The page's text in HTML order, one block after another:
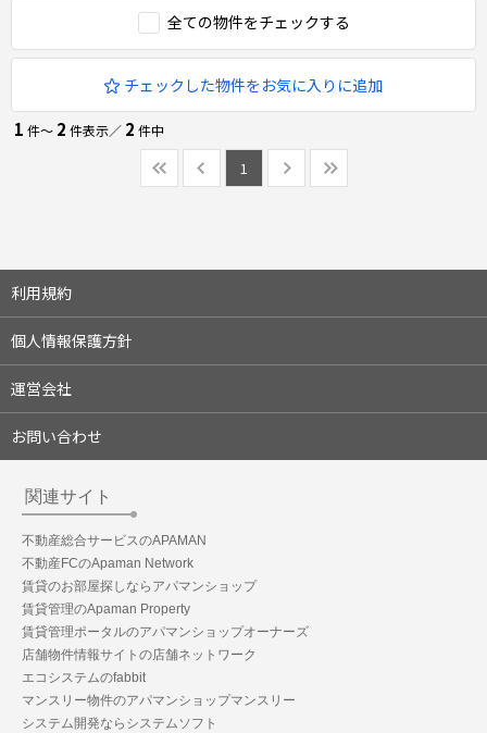
全ての物件をチェックする
チェックした物件をお気に入りに追加
1 件〜 2 件表示／ 2 件中
1
利用規約
個人情報保護方針
運営会社
お問い合わせ
関連サイト
不動産総合サービスのAPAMAN
不動産FCのApaman Network
賃貸のお部屋探しならアパマンショップ
賃貸管理のApaman Property
賃貸管理ポータルのアパマンショップオーナーズ
店舗物件情報サイトの店舗ネットワーク
エコシステムのfabbit
マンスリー物件のアパマンショップマンスリー
システム開発ならシステムソフト